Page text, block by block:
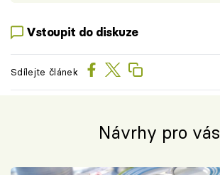
Vstoupit do diskuze
Sdílejte článek
Návrhy pro vás